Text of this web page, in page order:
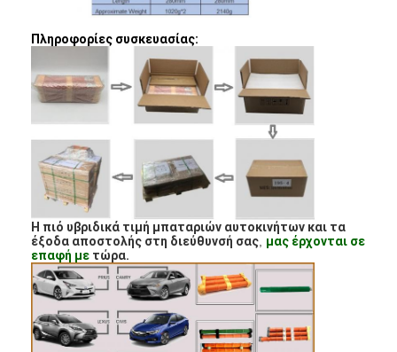
Ποιοτικός έλεγχος
Μας ελάτε σε επαφή με
Ειδήσεις
Συνομιλία τώρα
μπαταρία λίθιου lifepo4
ιονικές επαναφορτιζόμενες μπαταρίες λίθιου
Μπαταρία Lithium Polymer
μπαταρίες ενεργειακής αποθήκευσης
Πληροφορίες συσκευασίας:
Η πιό υβριδικά τιμή μπαταριών αυτοκινήτων και τα
έξοδα αποστολής στη διεύθυνσή σας, μας έρχονται σε
επαφή με τώρα.